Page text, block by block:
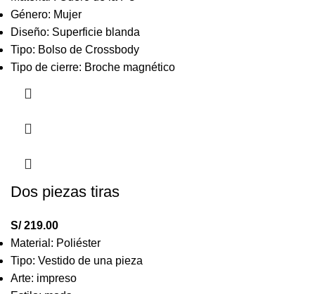
Género: Mujer
Diseño: Superficie blanda
Tipo: Bolso de Crossbody
Tipo de cierre: Broche magnético
Dos piezas tiras
S/219.00
Material: Poliéster
Tipo: Vestido de una pieza
Arte: impreso